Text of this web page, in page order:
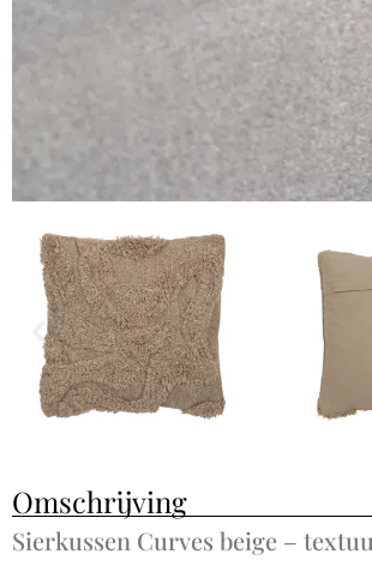
Omschrijving
Sierkussen Curves beige –